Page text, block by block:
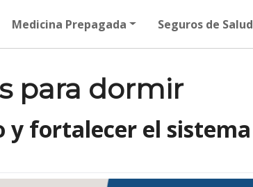
Medicina Prepagada Seguros de Salud
para dormir
y fortalecer el sistema